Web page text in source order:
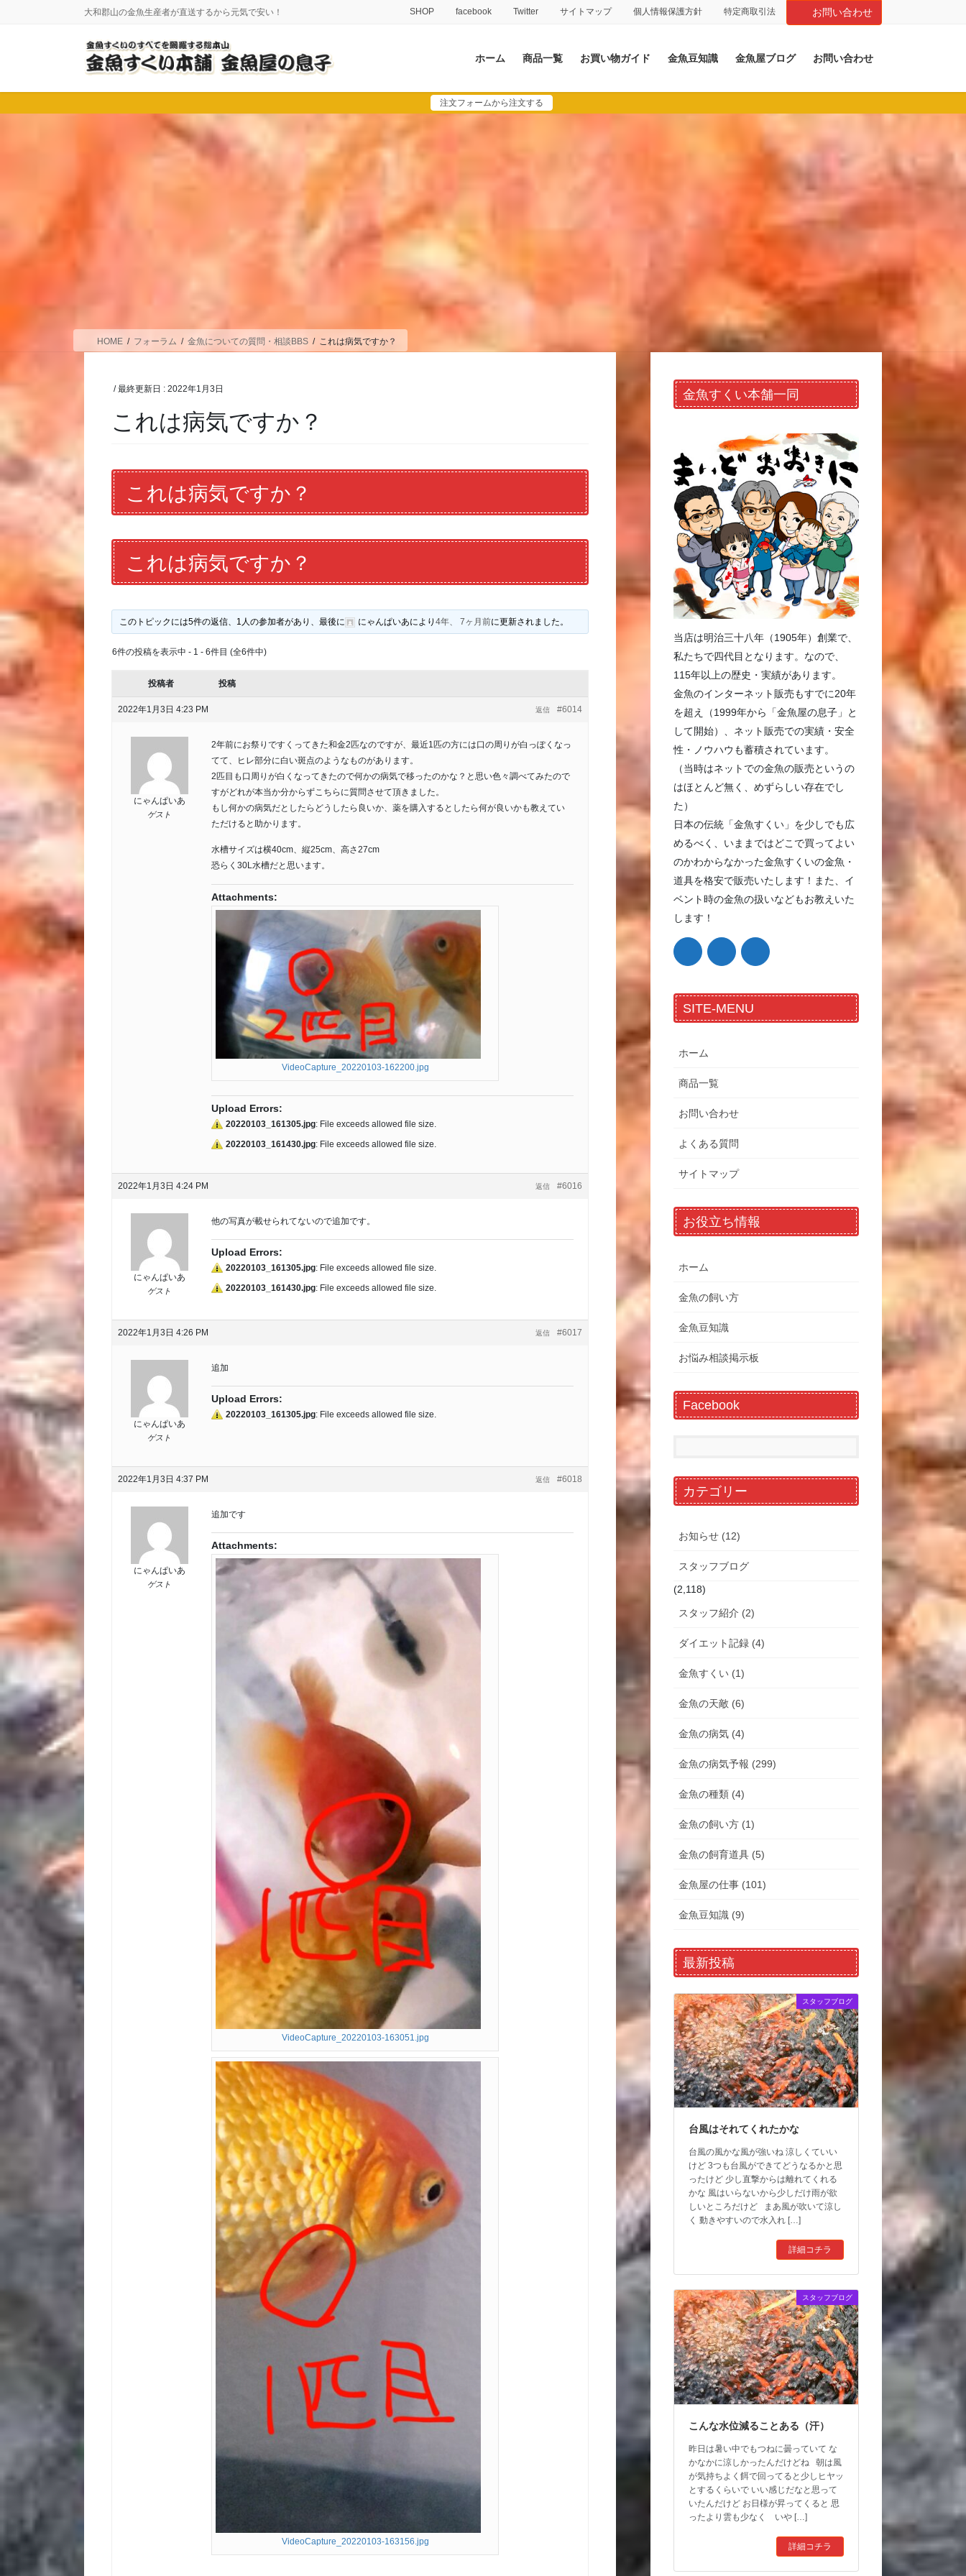
に
移
ョ
ン
大和郡山の金魚生産者が直送するから元気で安い！ SHOP facebook Twitter サイトマップ 個人情報保護方針 特定商取引法 お問い合わせ
ホーム 商品一覧 お買い物ガイド 金魚豆知識 金魚屋ブログ お問い合わせ
注文フォームから注文する
HOME フォーラム 金魚についての質問・相談BBS これは病気ですか？
/ 最終更新日 :2022年1月3日
これは病気ですか？
これは病気ですか？
これは病気ですか？
このトピックには5件の返信、1人の参加者があり、最後に にゃんぱいあにより 4年、 7ヶ月前に更新されました。
6件の投稿を表示中 - 1 - 6件目 (全6件中)
投稿者 投稿
2022年1月3日 4:23 PM #6014
返信
にゃんぱいあ
ゲスト
2年前にお祭りですくってきた和金2匹なのですが、最近1匹の方には口の周りが白っぽくなっ
てて、ヒレ部分に白い斑点のようなものがあります。
2匹目も口周りが白くなってきたので何かの病気で移ったのかな？と思い色々調べてみたので
すがどれが本当か分からずこちらに質問させて頂きました。
もし何かの病気だとしたらどうしたら良いか、薬を購入するとしたら何が良いかも教えてい
ただけると助かります。
水槽サイズは横40cm、縦25cm、高さ27cm
恐らく30L水槽だと思います。
Attachments:
VideoCapture_20220103-162200.jpg
Upload Errors:
20220103_161305.jpg: File exceeds allowed file size.
20220103_161430.jpg: File exceeds allowed file size.
2022年1月3日 4:24 PM #6016
返信
にゃんぱいあ
ゲスト
他の写真が載せられてないので追加です。
Upload Errors:
20220103_161305.jpg: File exceeds allowed file size.
20220103_161430.jpg: File exceeds allowed file size.
2022年1月3日 4:26 PM #6017
返信
にゃんぱいあ
ゲスト
追加
Upload Errors:
20220103_161305.jpg: File exceeds allowed file size.
2022年1月3日 4:37 PM #6018
返信
にゃんぱいあ
ゲスト
追加です
Attachments:
VideoCapture_20220103-163051.jpg
VideoCapture_20220103-163156.jpg
金魚すくい本舗一同
当店は明治三十八年（1905年）創業で、
私たちで四代目となります。なので、
115年以上の歴史・実績があります。
金魚のインターネット販売もすでに20年
を超え（1999年から「金魚屋の息子」と
して開始）、ネット販売での実績・安全
性・ノウハウも蓄積されています。
（当時はネットでの金魚の販売というの
はほとんど無く、めずらしい存在でし
た）
日本の伝統「金魚すくい」を少しでも広
めるべく、いままではどこで買ってよい
のかわからなかった金魚すくいの金魚・
道具を格安で販売いたします！また、イ
ベント時の金魚の扱いなどもお教えいた
します！
SITE-MENU
ホーム
商品一覧
お問い合わせ
よくある質問
サイトマップ
お役立ち情報
ホーム
金魚の飼い方
金魚豆知識
お悩み相談掲示板
Facebook
カテゴリー
お知らせ (12)
スタッフブログ
(2,118)
スタッフ紹介 (2)
ダイエット記録 (4)
金魚すくい (1)
金魚の天敵 (6)
金魚の病気 (4)
金魚の病気予報 (299)
金魚の種類 (4)
金魚の飼い方 (1)
金魚の飼育道具 (5)
金魚屋の仕事 (101)
金魚豆知識 (9)
最新投稿
スタッフブログ
台風はそれてくれたかな
台風の風かな風が強いね 涼しくていい
けど 3つも台風ができてどうなるかと思
ったけど 少し直撃からは離れてくれる
かな 風はいらないから少しだけ雨が欲
しいところだけど まあ風が吹いて涼し
く 動きやすいので水入れ […]
詳細コチラ
スタッフブログ
こんな水位減ることある（汗）
昨日は暑い中でもつねに曇っていて な
かなかに涼しかったんだけどね 朝は風
が気持ちよく餌で回ってると少しヒヤッ
とするくらいで いい感じだなと思って
いたんだけど お日様が昇ってくると 思
ったより雲も少なく いや […]
詳細コチラ